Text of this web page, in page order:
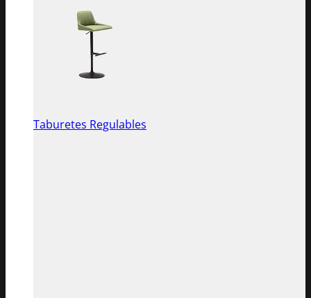
Taburetes Regulables